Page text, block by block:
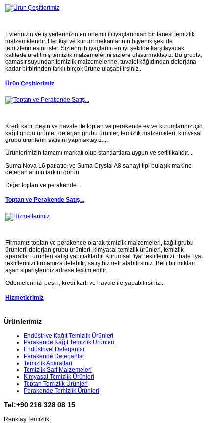
Evlerinizin ve iş yerlerinizin en önemli ihtiyaçlarından bir tanesi temizlik
malzemeleridir. Her kişi ve kurum mekanlarının hijyenik şekilde
temizlenmesini ister. Sizlerin ihtiyaçlarını en iyi şekilde karşılayacak
kalitede üretilmiş temizlik malzemelerini sizlere ulaştırmaktayız. Bu grupta,
çamaşır suyundan temizlik malzemelerine, tuvalet kâğıdından deterjana
kadar birbirinden farklı birçok ürüne ulaşabilirsiniz..
Ürün Çeşitlerimiz
Kredi kartı, peşin ve havale ile toptan ve perakende ev ve kurumlarınız için
kağıt grubu ürünler, deterjan grubu ürünler, temizlik malzemeleri, kimyasal
grubu ürünlerin satışını yapmaktayız....
Ürünlerimizin tamamı markalı olup standartlara uygun ve sertifikalıdır...
Suma Nova L6 parlatıcı ve Suma Crystal A8 sanayi tipi bulaşık makine
deterjanlarının farkını görün
Diğer toptan ve perakende...
Toptan ve Perakende Satış...
Firmamız toptan ve perakende olarak temizlik malzemeleri, kağıt grubu
ürünleri, deterjan grubu ürünleri, kimyasal temizlik ürünleri, temizlik
aparatları ürünleri satışı yapmaktadır. Kurumsal fiyat tekliflerinizi, ihale fiyat
tekliflerinizi firmamıza iletebilir, satış hizmeti alabilirsiniz. Belli bir miktarı
aşan siparişleriniz adrese teslim edilir.
Ödemelerinizi peşin, kredi kartı ve havale ile yapabilirsiniz...
Hizmetlerimiz
Ürünlerimiz
Endüstriye Kağıt Temizlik Ürünleri
Perakende Kağıt Temizlik Ürünleri
Endüstriyel Deterjanlar
Perakende Deterjanlar
Temizlik Aparatları
Temizlik Sarf Malzemeleri
Kimyasal Temizlik Ürünleri
Toptan Temizlik Ürünleri
Perakende Temizlik Ürünleri
Tel:+90 216 328 08 15
Renktaş Temizlik